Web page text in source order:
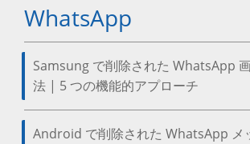
WhatsApp
Samsung で削除された WhatsApp
法 | 5 つの機能的アプローチ
Android で削除された WhatsApp メ